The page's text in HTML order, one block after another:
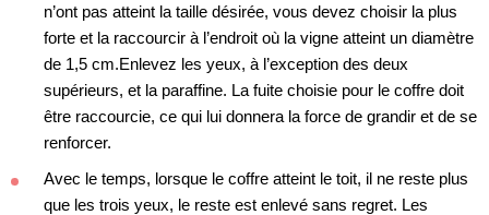
n’ont pas atteint la taille désirée, vous devez choisir la plus
forte et la raccourcir à l’endroit où la vigne atteint un diamètre
de 1,5 cm.Enlevez les yeux, à l’exception des deux
supérieurs, et la paraffine. La fuite choisie pour le coffre doit
être raccourcie, ce qui lui donnera la force de grandir et de se
renforcer.
Avec le temps, lorsque le coffre atteint le toit, il ne reste plus
que les trois yeux, le reste est enlevé sans regret. Les